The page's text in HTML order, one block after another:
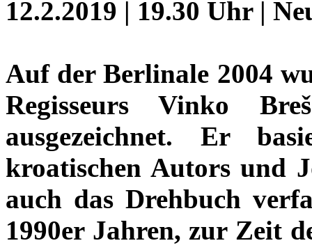
12.2.2019 | 19.30 Uhr |
Auf der Berlinale 2004
Regisseurs Vinko
ausgezeichnet. Er
kroatischen Autors und
auch das Drehbuch
1990er Jahren, zur Zeit